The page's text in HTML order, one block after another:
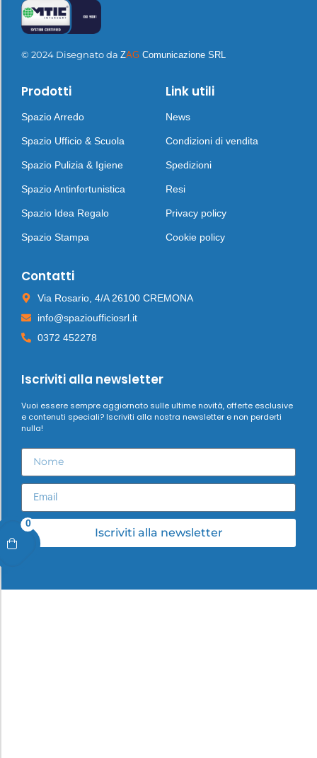
0
© 2024 Disegnato da ZAG Comunicazione SRL
Prodotti
Spazio Arredo
Spazio Ufficio & Scuola
Spazio Pulizia & Igiene
Spazio Antinfortunistica
Spazio Idea Regalo
Spazio Stampa
Link utili
News
Condizioni di vendita
Spedizioni
Resi
Privacy policy
Cookie policy
Contatti
Via Rosario, 4/A 26100 CREMONA
info@spazioufficiosrl.it
0372 452278
Iscriviti alla newsletter
Vuoi essere sempre aggiornato sulle ultime novità, offerte esclusive
e contenuti speciali? Iscriviti alla nostra newsletter e non perderti
nulla!
Iscriviti alla newsletter